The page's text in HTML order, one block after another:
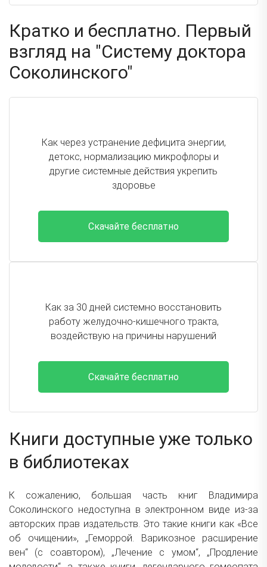
Кратко и бесплатно. Первый
взгляд на "Систему доктора
Соколинского"
Как через устранение дефицита энергии,
детокс, нормализацию микрофлоры и
другие системные действия укрепить
здоровье
Скачайте бесплатно
Как за 30 дней системно восстановить
работу желудочно-кишечного тракта,
воздействую на причины нарушений
Скачайте бесплатно
Книги доступные уже только
в библиотеках
К сожалению, большая часть книг Владимира
Соколинского недоступна в электронном виде из-за
авторских прав издательств. Это такие книги как «Все
об очищении», „Геморрой. Варикозное расширение
вен“ (с соавтором), „Лечение с умом“, „Продление